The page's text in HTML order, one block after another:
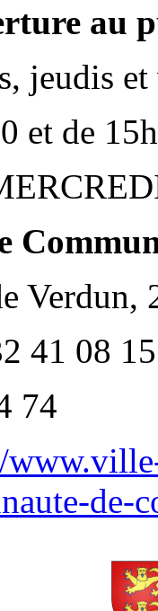
au
jeudis et
et de
Verdun,
41 08 15
74
de-